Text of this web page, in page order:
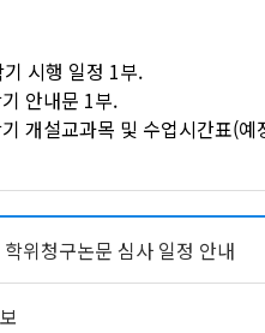
시행 일정 1부.
안내문 1부.
설교과목 및 수업시간표(예
위청구논문 심사 일정 안내